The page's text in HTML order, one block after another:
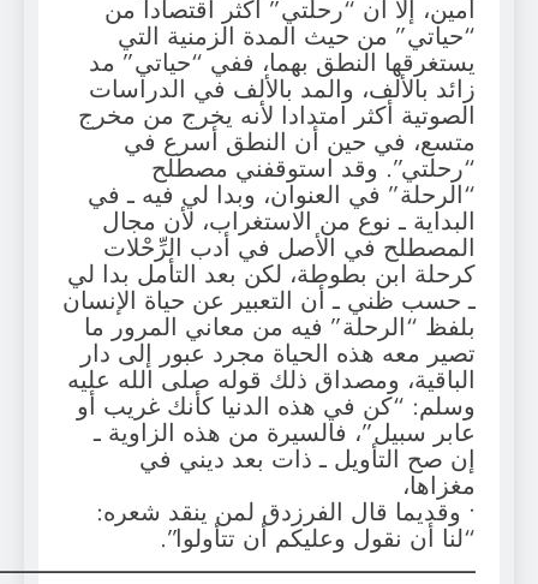
أمين، إلا أن “رحلتي” أكثر اقتصادا من
“حياتي” من حيث المدة الزمنية التي
يستغرقها النطق بهما، ففي “حياتي” مد
زائد بالألف، والمد بالألف في الدراسات
الصوتية أكثر امتدادا لأنه يخرج من مخرج
متسع، في حين أن النطق أسرع في
“رحلتي”. وقد استوقفني مصطلح
“الرحلة” في العنوان، وبدا لي فيه ـ في
البداية ـ نوع من الاستغراب، لأن مجال
المصطلح في الأصل في أدب الرِّحْلات
كرحلة ابن بطوطة، لكن بعد التأمل بدا لي
ـ حسب ظني ـ أن التعبير عن حياة الإنسان
بلفظ “الرحلة” فيه من معاني المرور ما
تصير معه هذه الحياة مجرد عبور إلى دار
الباقية، ومصداق ذلك قوله صلى الله عليه
وسلم: “كن في هذه الدنيا كأنك غريب أو
عابر سبيل”، فالسيرة من هذه الزاوية ـ
إن صح التأويل ـ ذات بعد ديني في
مغزاها،
• وقديما قال الفرزدق لمن ينقد شعره:
“لنا أن نقول وعليكم أن تتأولوا”.
ـــــــــــــــــــــــــــــــــــــــــــــــــــــــــــــــــــــــ